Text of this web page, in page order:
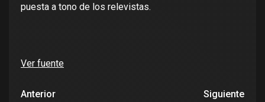
puesta a tono de los relevistas.
Ver fuente
Anterior
Siguiente